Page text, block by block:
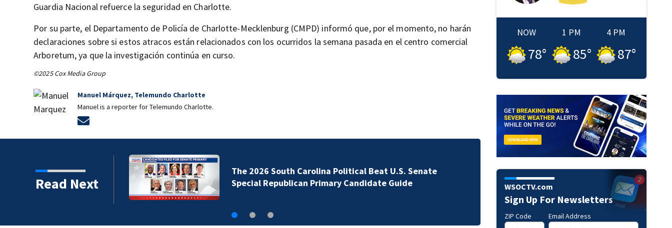
Guardia Nacional refuerce la seguridad en Charlotte.
Por su parte, el Departamento de Policía de Charlotte-Mecklenburg (CMPD) informó que, por el momento, no harán
declaraciones sobre si estos atracos están relacionados con los ocurridos la semana pasada en el centro comercial
Arboretum, ya que la investigación continúa en curso.
©2025 Cox Media Group
Manuel Márquez, Telemundo Charlotte
Manuel is a reporter for Telemundo Charlotte.
Read Next
The 2026 South Carolina Political Beat U.S. Senate
Special Republican Primary Candidate Guide
The 2026 South
Guide
NOW
78°
1 PM
85°
4 PM
87°
WSOCTV.com
Sign Up For Newsletters
ZIP Code Email Address